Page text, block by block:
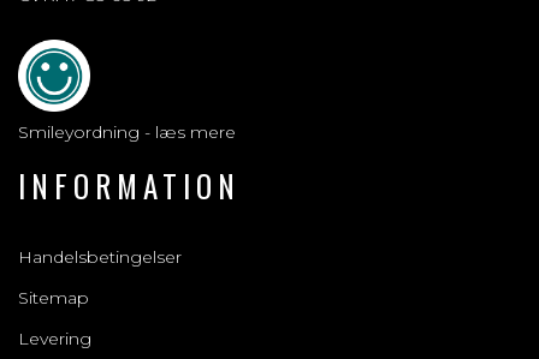
Smileyordning - læs mere
INFORMATION
Handelsbetingelser
Sitemap
Levering